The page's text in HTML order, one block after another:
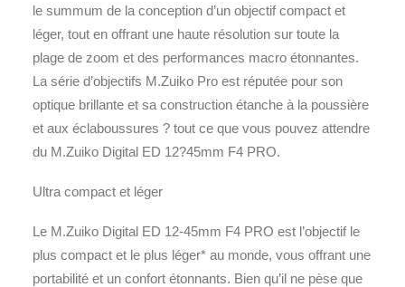
le summum de la conception d’un objectif compact et
léger, tout en offrant une haute résolution sur toute la
plage de zoom et des performances macro étonnantes.
La série d’objectifs M.Zuiko Pro est réputée pour son
optique brillante et sa construction étanche à la poussière
et aux éclaboussures ? tout ce que vous pouvez attendre
du M.Zuiko Digital ED 12?45mm F4 PRO.
Ultra compact et léger
Le M.Zuiko Digital ED 12-45mm F4 PRO est l’objectif le
plus compact et le plus léger* au monde, vous offrant une
portabilité et un confort étonnants. Bien qu’il ne pèse que